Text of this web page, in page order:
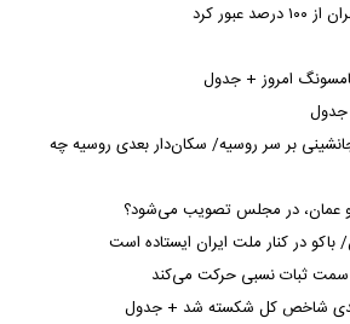
کرد
امروز + جدول
جدول
بر سر روسیه/ سکان‌دار بعدی روسیه چه
و عمان، در مجلس تصویب می‌شود؟
در کنار ملت ایران ایستاده است
سمت ثبات نسبی حرکت می‌کند